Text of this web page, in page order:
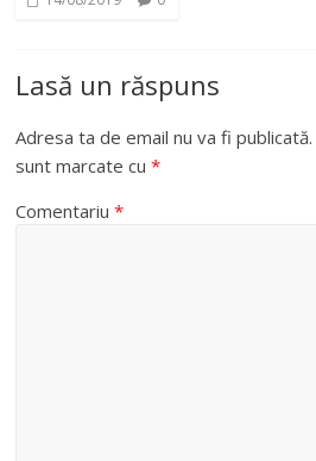
Lasă un răspuns
Adresa ta de email nu va fi publicată.
sunt marcate cu*
Comentariu*